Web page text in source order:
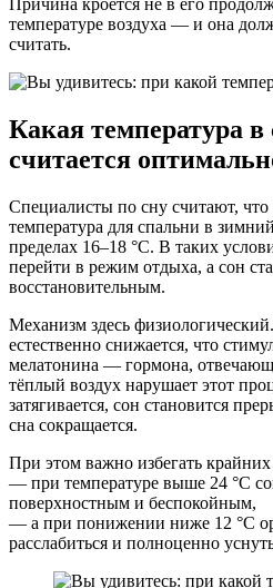
температуре воздуха — и она
считать.
Какая температура
считается
Специалисты по сну считают, что
температура для спальни в
пределах 16–18 °C. В таких
перейти в режим отдыха, а сон
восстановительным.
Механизм здесь
естественно снижается, что
мелатонина — гормона,
тёплый воздух нарушает этот
затягивается, сон становится
сна сокращается.
При этом важно избегать крайних
— при температуре выше 24 °C
поверхностным и беспокойным,
— а при понижении ниже 12 °C
расслабиться и полноценно